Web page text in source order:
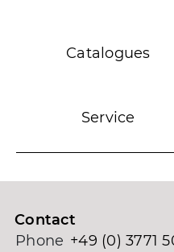
Catalogues
Service
Contact
Phone +49 (0) 3771